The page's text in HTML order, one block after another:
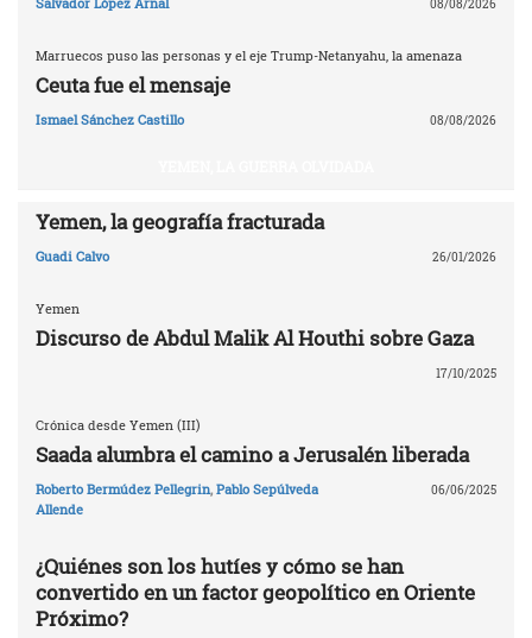
08/08/2026
Marruecos puso las personas y el eje Trump-Netanyahu, la amenaza
Ceuta fue el mensaje
Ismael Sánchez Castillo 08/08/2026
Yemen, la geografía fracturada
Guadi Calvo 26/01/2026
Yemen
Discurso de Abdul Malik Al Houthi sobre Gaza
17/10/2025
Crónica desde Yemen (III)
Saada alumbra el camino a Jerusalén liberada
Roberto Bermúdez Pellegrin, Pablo Sepúlveda
Allende
06/06/2025
¿Quiénes son los hutíes y cómo se han
convertido en un factor geopolítico en Oriente
Próximo?